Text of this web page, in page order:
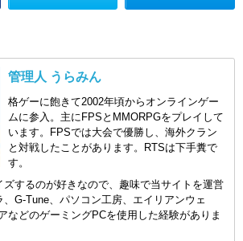
管理人 うらみん
格ゲーに飽きて2002年頃からオンラインゲー
ムに参入。主にFPSとMMORPGをプレイして
います。FPSでは大会で優勝し、海外クラン
と対戦したことがあります。RTSは下手糞で
す。
するのが好きなので、趣味で当サイトを運営
、G-Tune、パソコン工房、エイリアンウェ
などのゲーミングPCを使用した経験がありま